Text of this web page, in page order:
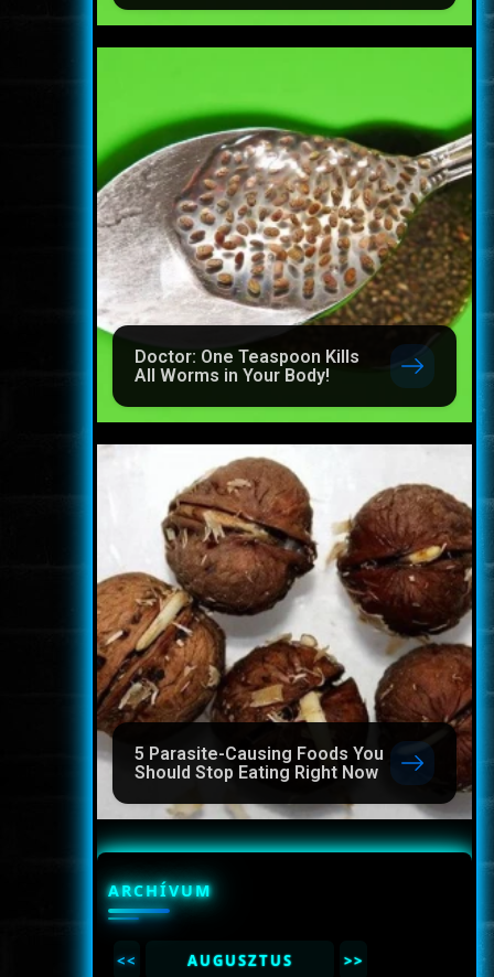
Doctor: One Teaspoon Kills
All Worms in Your Body!
5 Parasite-Causing Foods You
Should Stop Eating Right Now
ARCHÍVUM
<< AUGUSZTUS >>